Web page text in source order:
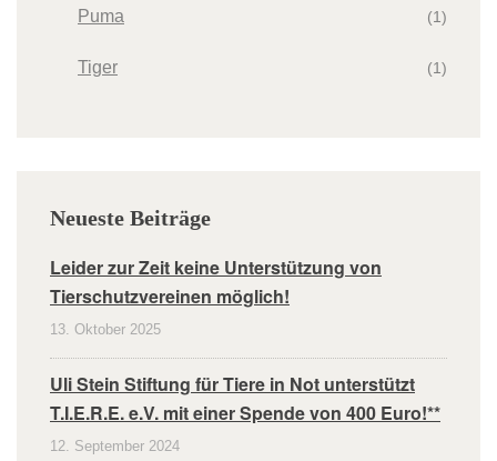
Puma (1)
Tiger (1)
Neueste Beiträge
Leider zur Zeit keine Unterstützung von
Tierschutzvereinen möglich!
13. Oktober 2025
Uli Stein Stiftung für Tiere in Not unterstützt
T.I.E.R.E. e.V. mit einer Spende von 400 Euro!**
12. September 2024